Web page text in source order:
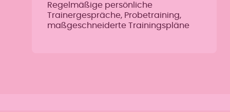
Regelmäßige persönliche
Trainergespräche, Probetraining,
maßgeschneiderte Trainingspläne